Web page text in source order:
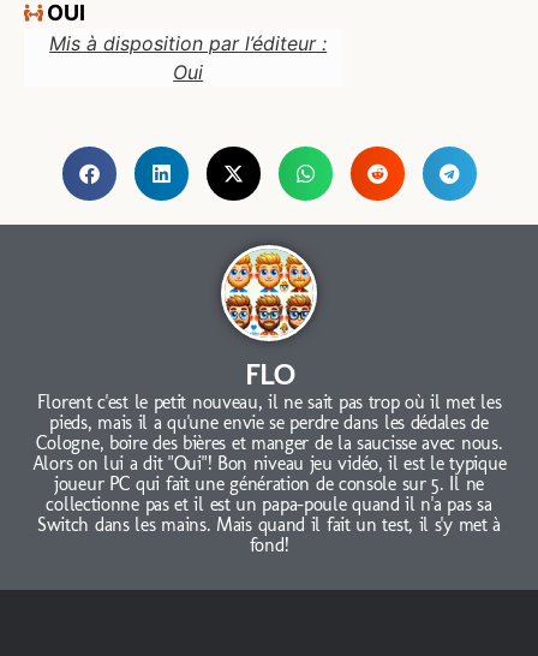
OUI
Mis à disposition par l’éditeur :
Oui
FLO
Florent c'est le petit nouveau, il ne sait pas trop où il met les
pieds, mais il a qu'une envie se perdre dans les dédales de
Cologne, boire des bières et manger de la saucisse avec nous.
Alors on lui a dit "Oui"! Bon niveau jeu vidéo, il est le typique
joueur PC qui fait une génération de console sur 5. Il ne
collectionne pas et il est un papa-poule quand il n'a pas sa
Switch dans les mains. Mais quand il fait un test, il s'y met à
fond!